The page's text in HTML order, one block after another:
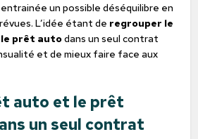
un possible déséquilibre en
L’idée étant de regrouper le
prêt autodans un seul contrat
et de mieux faire face aux
auto et le prêt
un seul contrat